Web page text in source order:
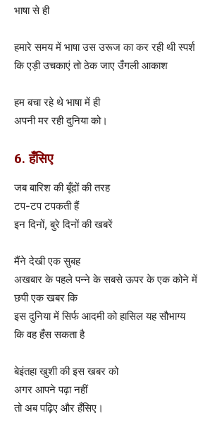
भाषा से ही
हमारे समय में भाषा उस उरूज का कर रही थी स्पर्श
कि एड़ी उचकाएं तो ठेक जाए उँगली आकाश
हम बचा रहे थे भाषा में ही
अपनी मर रही दुनिया को।
6. हँसिए
जब बारिश की बूँदों की तरह
टप-टप टपकती हैं
इन दिनों, बुरे दिनों की खबरें
मैंने देखी एक सुबह
अखबार के पहले पन्ने के सबसे ऊपर के एक कोने में
छपी एक खबर कि
इस दुनिया में सिर्फ आदमी को हासिल यह सौभाग्य
कि वह हँस सकता है
बेइंतहा खुशी की इस खबर को
अगर आपने पढ़ा नहीं
तो अब पढ़िए और हँसिए।